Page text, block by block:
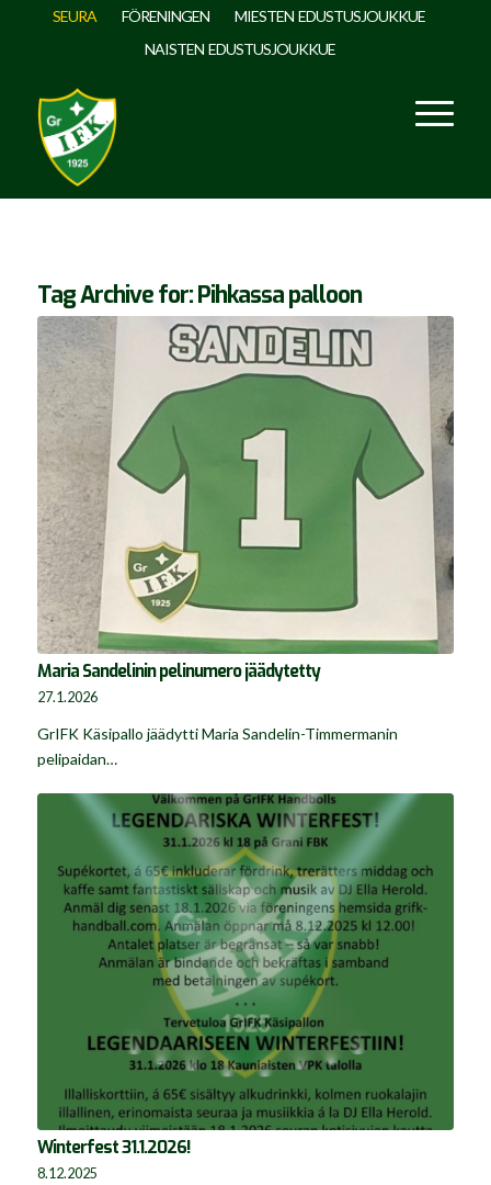
SEURA FÖRENINGEN
MIESTEN EDUSTUSJOUKKUE
NAISTEN EDUSTUSJOUKKUE
Tag Archive for:Pihkassa palloon
Maria Sandelinin pelinumero jäädytetty
27.1.2026
GrIFK Käsipallo jäädytti Maria Sandelin-Timmermanin
pelipaidan…
Winterfest 31.1.2026!
8.12.2025